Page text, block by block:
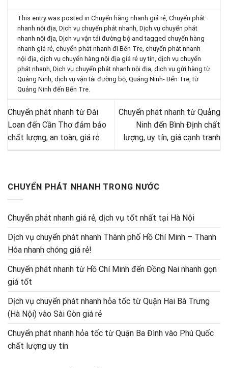
This entry was posted inChuyển hàng nhanh giá rẻ,Chuyển phát
nhanh nội địa,Dịch vụ chuyển phát nhanh,Dịch vụ chuyển phát
nhanh nội địa,Dịch vụ vận tải đường bộ and taggedchuyển hàng
nhanh giá rẻ,chuyển phát nhanh đi Bến Tre,chuyển phát nhanh
nội địa,dịch vụ chuyển hàng nội địa giá rẻ uy tín,dịch vụ chuyển
phát nhanh,Dịch vụ chuyển phát nhanh nội địa,dịch vụ gửi hàng từ
Quảng Ninh,dịch vụ vận tải đường bộ,Quảng Ninh- Bến Tre,từ
Quảng Ninh đến Bến Tre.
Chuyển phát nhanh từ Đài
Loan đến Cần Thơ đảm bảo
chất lượng, an toàn, giá rẻ
Chuyển phát nhanh từ Quảng
Ninh đến Bình Định chất
lượng, uy tín, giá cạnh tranh
CHUYỂN PHÁT NHANH TRONG NƯỚC
Chuyển phát nhanh giá rẻ, dịch vụ tốt nhất tại Hà Nội
Dịch vụ chuyển phát nhanh Thành phố Hồ Chí Minh – Thanh
Hóa nhanh chóng giá rẻ!
Chuyển phát nhanh từ Hồ Chí Minh đến Đồng Nai nhanh gọn
giá tốt
Dịch vụ chuyển phát nhanh hỏa tốc từ Quận Hai Bà Trưng
(Hà Nội) vào Sài Gòn giá rẻ
Chuyển phát nhanh hỏa tốc từ Quận Ba Đình vào Phú Quốc
chất lượng uy tín